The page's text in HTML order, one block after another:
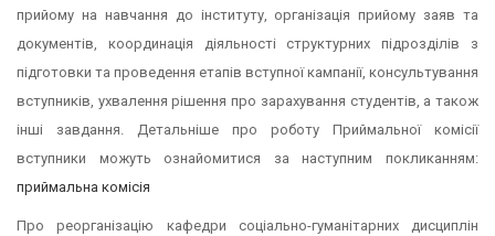
прийому на навчання до інституту, організація прийому заяв та
документів, координація діяльності структурних підрозділів з
підготовки та проведення етапів вступної кампанії, консультування
вступників, ухвалення рішення про зарахування студентів, а також
інші завдання. Детальніше про роботу Приймальної комісії
вступники можуть ознайомитися за наступним покликанням:
приймальна комісія
Про реорганізацію кафедри соціально-гуманітарних дисциплін